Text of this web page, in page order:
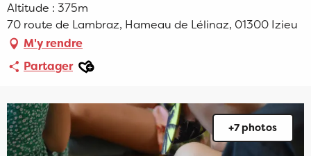
Altitude : 375m
70 route de Lambraz, Hameau de Lélinaz, 01300 Izieu
M'y rendre
PartagerAjouter aux favoris
+7 photos